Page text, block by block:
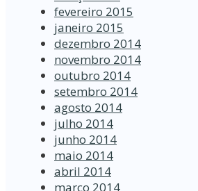
fevereiro 2015
janeiro 2015
dezembro 2014
novembro 2014
outubro 2014
setembro 2014
agosto 2014
julho 2014
junho 2014
maio 2014
abril 2014
março 2014